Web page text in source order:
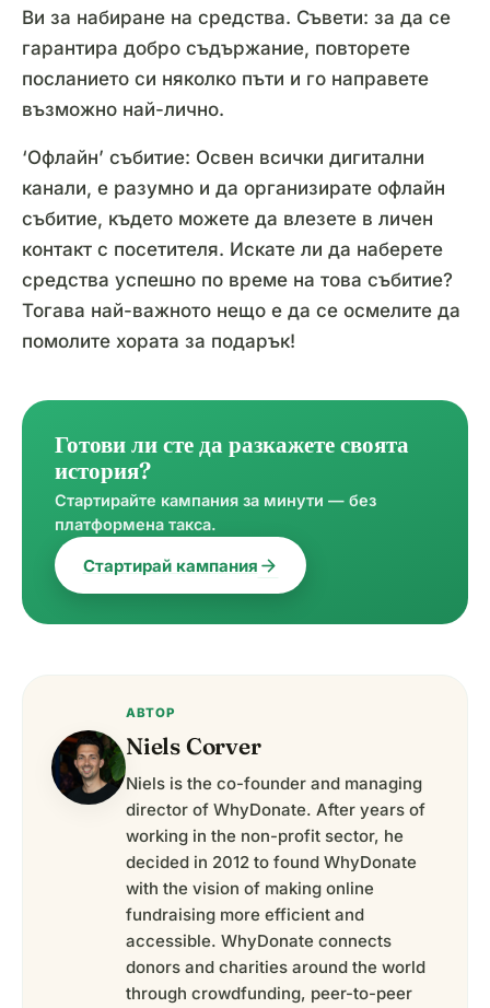
Ви за набиране на средства. Съвети: за да се
гарантира добро съдържание, повторете
посланието си няколко пъти и го направете
възможно най-лично.
‘Офлайн’ събитие: Освен всички дигитални
канали, е разумно и да организирате офлайн
събитие, където можете да влезете в личен
контакт с посетителя. Искате ли да наберете
средства успешно по време на това събитие?
Тогава най-важното нещо е да се осмелите да
помолите хората за подарък!
Готови ли сте да разкажете своята
история?
Стартирайте кампания за минути — без
платформена такса.
Стартирай кампания arrow_forward
АВТОР
Niels Corver
Niels is the co-founder and managing
director of WhyDonate. After years of
working in the non-profit sector, he
decided in 2012 to found WhyDonate
with the vision of making online
fundraising more efficient and
accessible. WhyDonate connects
donors and charities around the world
through crowdfunding, peer-to-peer